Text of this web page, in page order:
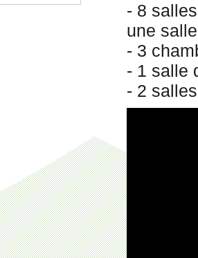
- 8
une
- 3
- 1 salle
- 2